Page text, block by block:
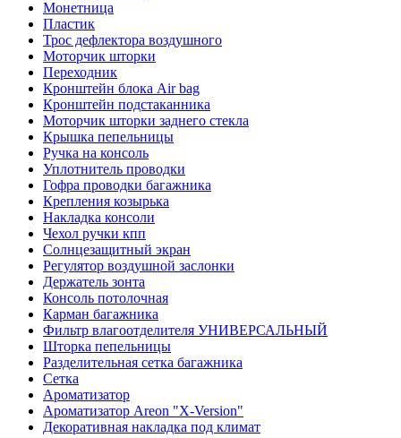
Монетница
Пластик
Трос дефлектора воздушного
Моторчик шторки
Переходник
Кронштейн блока Air bag
Кронштейн подстаканника
Моторчик шторки заднего стекла
Крышка пепельницы
Ручка на консоль
Уплотнитель проводки
Гофра проводки багажника
Крепления козырька
Накладка консоли
Чехол ручки кпп
Солнцезащитный экран
Регулятор воздушной заслонки
Держатель зонта
Консоль потолочная
Карман багажника
Фильтр влагоотделителя УНИВЕРСАЛЬНЫЙ
Шторка пепельницы
Разделительная сетка багажника
Сетка
Ароматизатор
Ароматизатор Areon "X-Version"
Декоративная накладка под климат